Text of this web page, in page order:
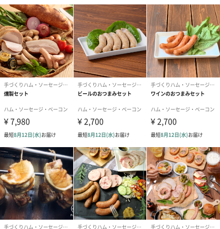
粗挽きスモークウィンナー
チーズスモークウィンナー
ベリーロール（スライス）
ビアシンケン
ぎゅっと人気の6品を詰めて、お届け。
段ボールの箱にお入れして、冷蔵便にてお届けいたします。